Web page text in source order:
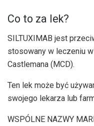
Co to za lek?
SILTUXIMAB jest
stosowany w leczeniu
Castlemana (MCD).
Ten lek może być
swojego lekarza lub
WSPÓLNE NAZWY